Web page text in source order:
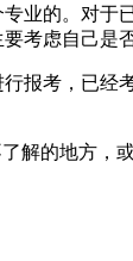
业的。对
虑自己是
报考，已
解的地方